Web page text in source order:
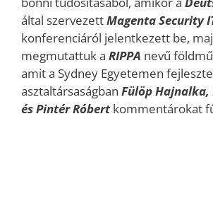
által szervezettMagenta Security
konferenciáról jelentkezett be,
megmutattuk a RIPPA nevű
amit a Sydney Egyetemen
asztaltársaságban Fülöp Hajnalka,
és PintérRóbert kommentárokat